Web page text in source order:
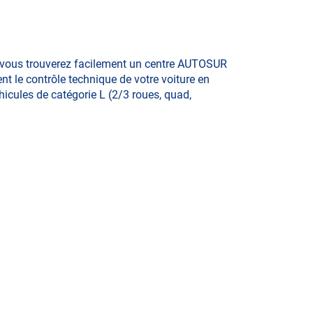
trouverez facilement un centre AUTOSUR
le contrôle technique de votre voiture en
de catégorie L (2/3 roues, quad,